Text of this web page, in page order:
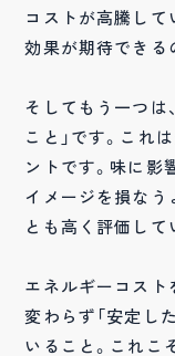
コストが高騰して
効果が期待できる
そしてもう一つは
こと」です。これ
ントです。味に影
イメージを損なう
とも高く評価して
エネルギーコスト
変わらず「安定し
いること。これこ